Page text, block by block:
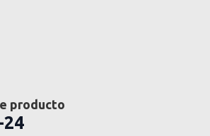
producto
24